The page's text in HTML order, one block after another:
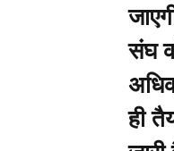
संघ
ही